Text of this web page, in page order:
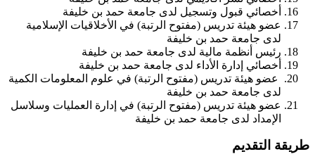
أخصائي قبول وتسجيل لدى جامعة حمد بن خليفة
عضو هيئة تدريس (مفتوح الرتبة) في الأخلاقيات الإسلامية
لدى جامعة حمد بن خليفة
رئيس أنظمة مالية لدى جامعة حمد بن خليفة
أخصائي إدارة الأداء لدى جامعة حمد بن خليفة
عضو هيئة تدريس (مفتوح الرتبة) في علوم المعلومات الكمية
لدى جامعة حمد بن خليفة
عضو هيئة تدريس (مفتوح الرتبة) في إدارة العمليات وسلاسل
الإمداد لدى جامعة حمد بن خليفة
طريقة التقديم